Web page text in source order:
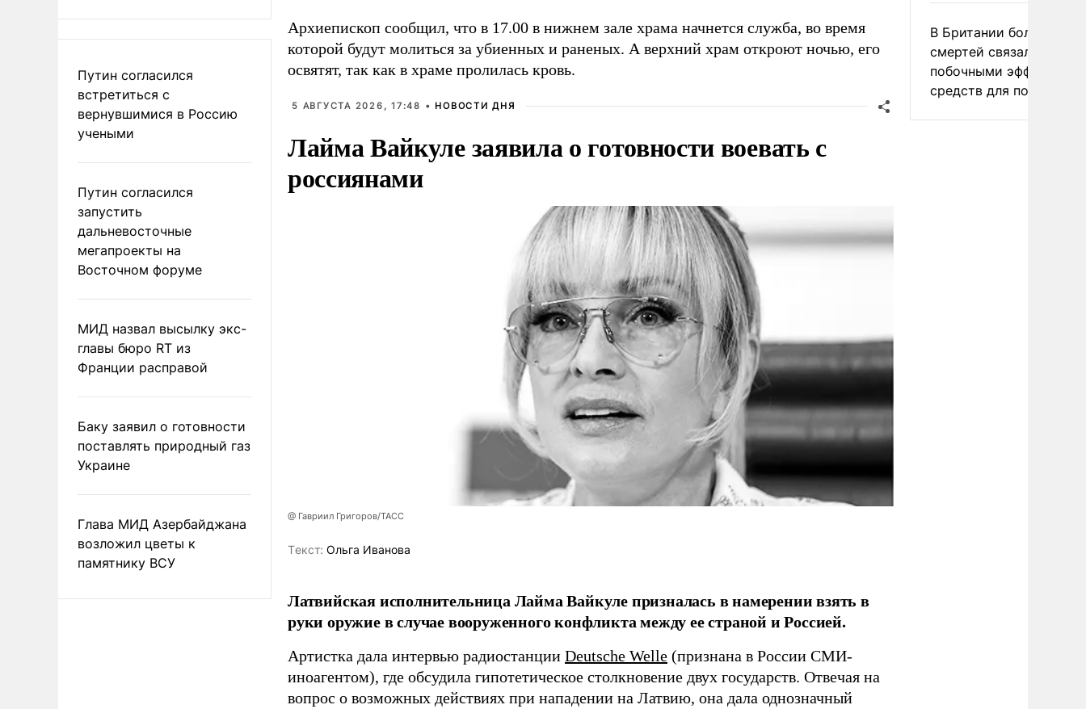
Путин согласился
встретиться с
вернувшимися в Россию
учеными
Путин согласился
запустить
дальневосточные
мегапроекты на
Восточном форуме
МИД назвал высылку экс-
главы бюро RT из
Франции расправой
Баку заявил о готовности
поставлять природный газ
Украине
Глава МИД Азербайджана
возложил цветы к
памятнику ВСУ
Архиепископ сообщил, что в 17.00 в нижнем зале храма начнется служба, во время
которой будут молиться за убиенных и раненых. А верхний храм откроют ночью, его
освятят, так как в храме пролилась кровь.
5 АВГУСТА 2026, 17:48 • НОВОСТИ ДНЯ
Лайма Вайкуле заявила о готовности воевать с
россиянами
@ Гавриил Григоров/ТАСС
Tекст: Ольга Иванова
Латвийская исполнительница Лайма Вайкуле призналась в намерении взять в
руки оружие в случае вооруженного конфликта между ее страной и Россией.
Артистка дала интервью радиостанции Deutsche Welle (признана в России СМИ-
иноагентом), где обсудила гипотетическое столкновение двух государств. Отвечая на
вопрос о возможных действиях при нападении на Латвию, она дала однозначный
В Британии более ста
смертей связали с
побочными эффектами
средств для похудения